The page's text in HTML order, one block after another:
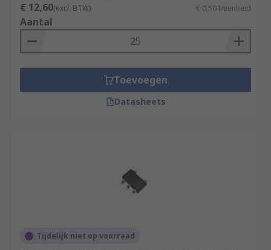
€ 12,60(excl. BTW) € 0,504/eenheid
Aantal
Toevoegen
Datasheets
Tijdelijk niet op voorraad